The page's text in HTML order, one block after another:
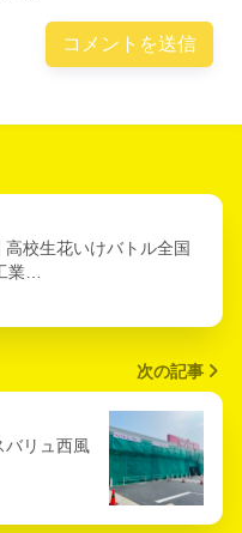
高校生花いけバトル全国
業…
次の記事
バリュ西風